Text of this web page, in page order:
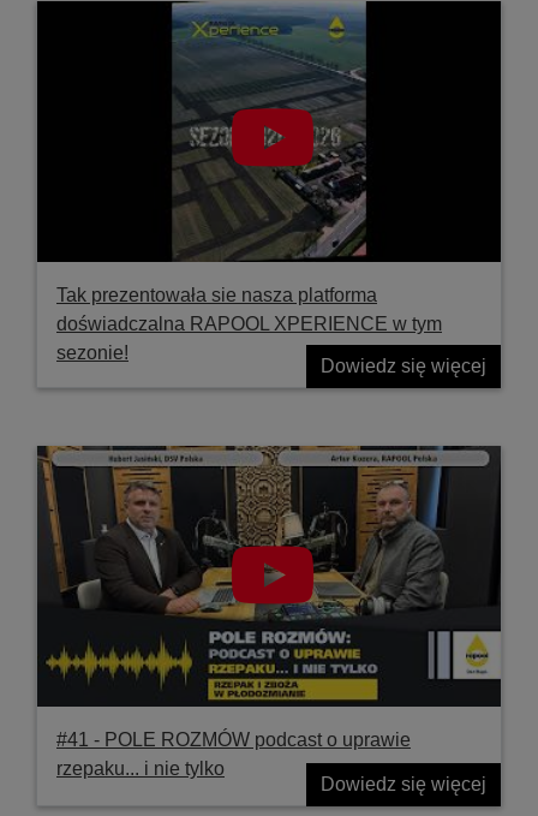
Tak prezentowała sie nasza platforma
doświadczalna RAPOOL XPERIENCE w tym
sezonie!
Dowiedz się więcej
#41 ‐ POLE ROZMÓW podcast o uprawie
rzepaku... i nie tylko
Dowiedz się więcej